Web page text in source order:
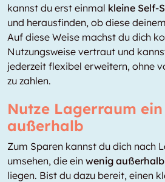
kannst du erst einmal kleine Self-
und herausfinden, ob diese
Auf diese Weise machst du dich
Nutzungsweise vertraut und
jederzeit flexibel erweitern, ohne
zu zahlen.
Nutze Lagerraum
außerhalb
Zum Sparen kannst du dich nach
umsehen, die ein wenig
liegen. Bist du dazu bereit, einen